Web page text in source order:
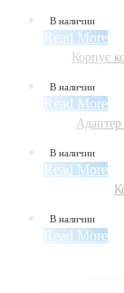
В наличии
Read More
Корпус
В наличии
Read More
Адаптер
В наличии
Read More
В наличии
Read More